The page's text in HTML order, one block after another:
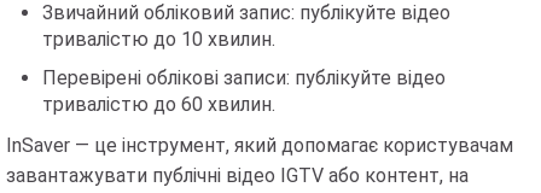
Звичайний обліковий запис: публікуйте відео
тривалістю до 10 хвилин.
Перевірені облікові записи: публікуйте відео
тривалістю до 60 хвилин.
InSaver — це інструмент, який допомагає користувачам
завантажувати публічні відео IGTV або контент, на